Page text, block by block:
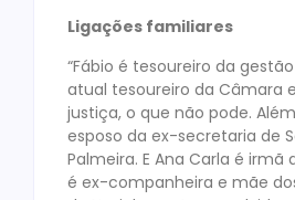
Ligações familiares
“Fábio é tesoureiro da
atual tesoureiro da Câmara
justiça, o que não pode.
esposo da ex-secretaria de
Palmeira. E Ana Carla é irmã
é ex-companheira e mãe